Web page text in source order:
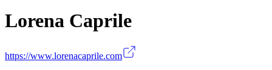
Lorena Caprile
https://www.lorenacaprile.com